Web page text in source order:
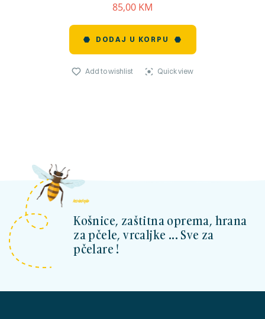
85,00 KM
DODAJ U KORPU
Add to wishlist Quick view
kosnicashop.ba
Košnice, zaštitna oprema, hrana
za pčele, vrcaljke ... Sve za
pčelare !